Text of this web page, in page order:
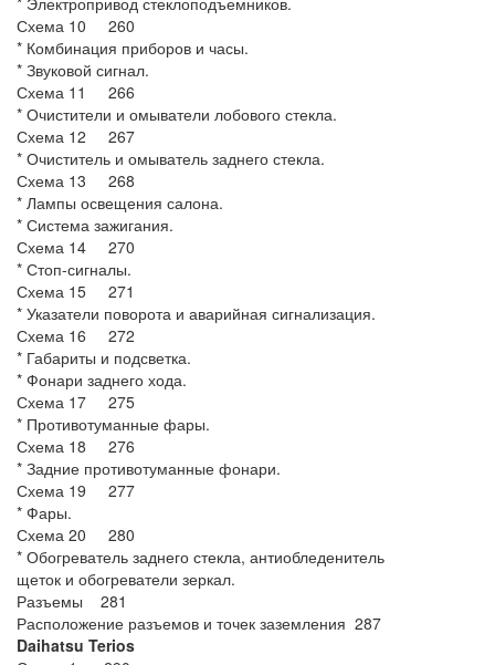
Схема 10 260
* Комбинация приборов и часы.
* Звуковой сигнал.
Схема 11 266
* Очистители и омыватели лобового стекла.
Схема 12 267
* Очиститель и омыватель заднего стекла.
Схема 13 268
* Лампы освещения салона.
* Система зажигания.
Схема 14 270
* Стоп-сигналы.
Схема 15 271
* Указатели поворота и аварийная сигнализация.
Схема 16 272
* Габариты и подсветка.
* Фонари заднего хода.
Схема 17 275
* Противотуманные фары.
Схема 18 276
* Задние противотуманные фонари.
Схема 19 277
* Фары.
Схема 20 280
* Обогреватель заднего стекла, антиобледенитель
щеток и обогреватели зеркал.
Разъемы 281
Расположение разъемов и точек заземления 287
Daihatsu Terios